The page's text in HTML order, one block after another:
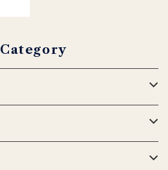
Category